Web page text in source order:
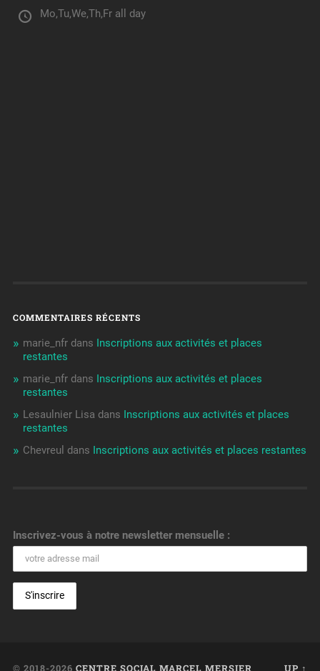
Mo,Tu,We,Th,Fr all day
COMMENTAIRES RÉCENTS
marie_nfrdans Inscriptions aux activités et places
restantes
marie_nfrdans Inscriptions aux activités et places
restantes
Lesaulnier Lisa dans Inscriptions aux activités et places
restantes
Chevreul dans Inscriptions aux activités et places restantes
Inscrivez-vous à notre newsletter mensuelle :
© 2018-2026 CENTRE SOCIAL MARCEL MERSIER UP ↑